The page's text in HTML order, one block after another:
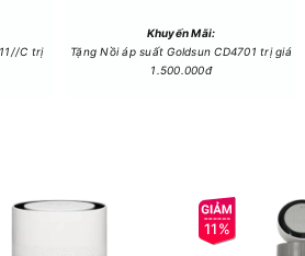
C trị
Khuyến Mãi:
Tặng Nồi áp suất Goldsun CD4701 trị giá
1.500.000đ
11%